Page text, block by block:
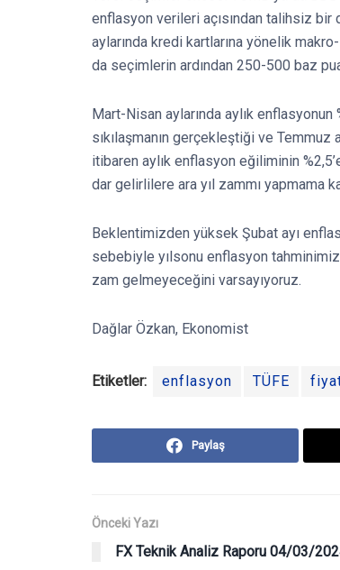
enflasyon verileri açısından talihsiz
aylarında kredi kartlarına yönelik
da seçimlerin ardından 250-500 baz
Mart-Nisan aylarında aylık
sıkılaşmanın gerçekleştiği ve
itibaren aylık enflasyon eğiliminin
dar gelirlilere ara yıl zammı yapmama
Beklentimizden yüksek Şubat ayı
sebebiyle yılsonu enflasyon
zam gelmeyeceğini varsayıyoruz.
Dağlar Özkan, Ekonomist
Etiketler: enflasyon TÜFE
Paylaş
Önceki Yazı
FX Teknik Analiz Raporu 04/03/